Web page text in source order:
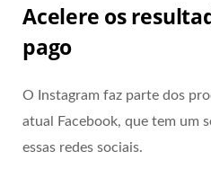
Acelere os
pago
O Instagram faz parte dos
atual Facebook, que tem um
essas redes sociais.